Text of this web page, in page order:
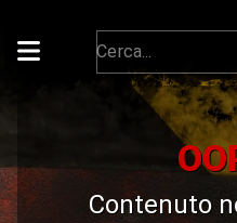
Contenuto